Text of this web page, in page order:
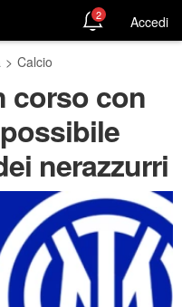
2 Accedi
> Calcio
corso con
nerazzurri